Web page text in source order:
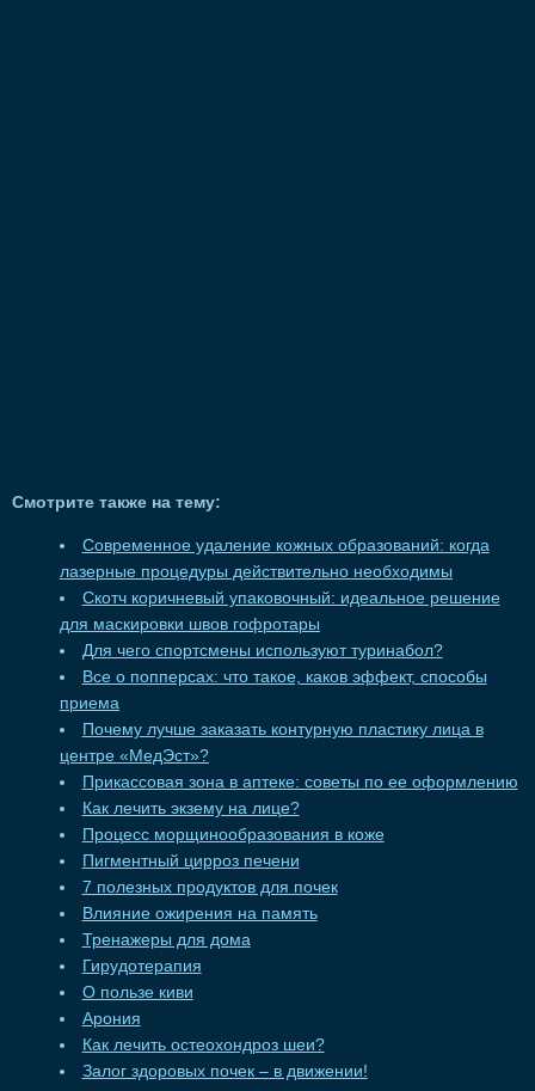
Смотрите также на тему:
Современное удаление кожных образований: когда
лазерные процедуры действительно необходимы
Скотч коричневый упаковочный: идеальное решение
для маскировки швов гофротары
Для чего спортсмены используют туринабол?
Все о попперсах: что такое, каков эффект, способы
приема
Почему лучше заказать контурную пластику лица в
центре «МедЭст»?
Прикассовая зона в аптеке: советы по ее оформлению
Как лечить экзему на лице?
Процесс морщинообразования в коже
Пигментный цирроз печени
7 полезных продуктов для почек
Влияние ожирения на память
Тренажеры для дома
Гирудотерапия
О пользе киви
Арония
Как лечить остеохондроз шеи?
Залог здоровых почек – в движении!